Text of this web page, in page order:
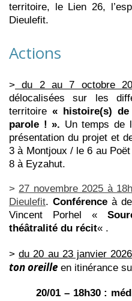
territoire, le Lien 26,
Dieulefit.
Actions
> du 2 au 7 octobre
délocalisées sur les
territoire « histoire(s)
parole ! ». Un temps de
présentation du projet et
3 à Montjoux / le 6 au
8 à Eyzahut.
>27 novembre 2025 à
Dieulefit.Conférence à
Vincent Porhel «
théâtralité du récit« .
>du 20 au 23 janvier 2026
ton oreille en itinérance
20/01 – 18h30 :